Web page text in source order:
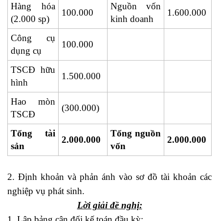
Hàng hóa
(2.000 sp)
100.000
Nguồn vốn
kinh doanh
1.600.000
Công cụ
dụng cụ
100.000
TSCĐ hữu
hình
1.500.000
Hao mòn
TSCĐ
(300.000)
Tổng tài
sản
2.000.000
Tổng nguồn
vốn
2.000.000
2. Định khoản và phản ánh vào sơ đồ tài khoản các
nghiệp vụ phát sinh.
Lời giải đề nghị: